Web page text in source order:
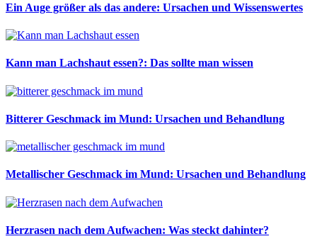
Ein Auge größer als das andere: Ursachen und Wissenswertes
Kann man Lachshaut essen?: Das sollte man wissen
Bitterer Geschmack im Mund: Ursachen und Behandlung
Metallischer Geschmack im Mund: Ursachen und Behandlung
Herzrasen nach dem Aufwachen: Was steckt dahinter?